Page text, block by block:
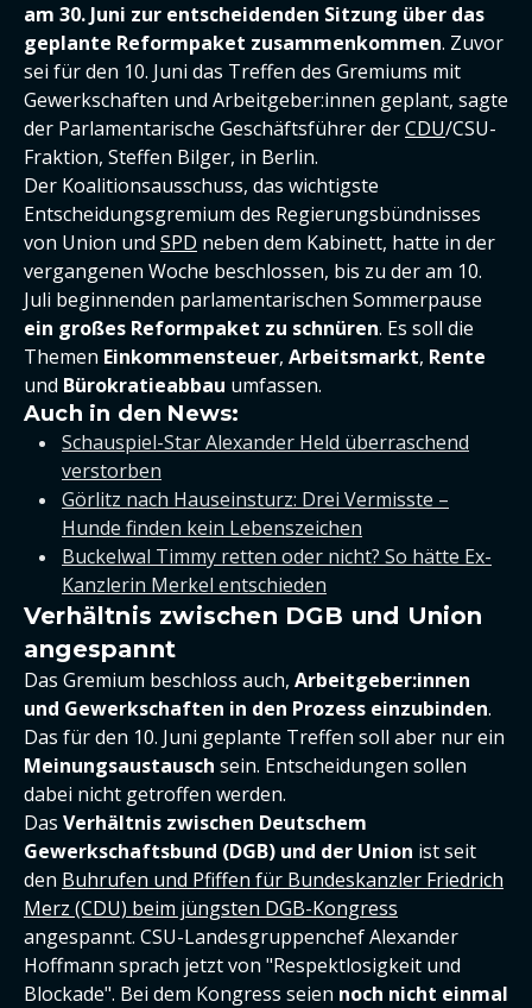
am 30. Juni zur entscheidenden Sitzung über das
geplante Reformpaket zusammenkommen. Zuvor
sei für den 10. Juni das Treffen des Gremiums mit
Gewerkschaften und Arbeitgeber:innen geplant, sagte
der Parlamentarische Geschäftsführer derCDU/CSU-
Fraktion, Steffen Bilger, in Berlin.
Der Koalitionsausschuss, das wichtigste
Entscheidungsgremium des Regierungsbündnisses
von Union und SPD neben dem Kabinett, hatte in der
vergangenen Woche beschlossen, bis zu der am 10.
Juli beginnenden parlamentarischen Sommerpause
ein großes Reformpaket zu schnüren. Es soll die
Themen Einkommensteuer, Arbeitsmarkt, Rente
und Bürokratieabbau umfassen.
Auch in den News:
Schauspiel-Star Alexander Held überraschend
verstorben
Görlitz nach Hauseinsturz: Drei Vermisste –
Hunde finden kein Lebenszeichen
Buckelwal Timmy retten oder nicht? So hätte Ex-
Kanzlerin Merkel entschieden
Verhältnis zwischen DGB und Union
angespannt
Das Gremium beschloss auch, Arbeitgeber:innen
und Gewerkschaften in den Prozess einzubinden.
Das für den 10. Juni geplante Treffen soll aber nur ein
Meinungsaustausch sein. Entscheidungen sollen
dabei nicht getroffen werden.
Das Verhältnis zwischen Deutschem
Gewerkschaftsbund (DGB) und der Union ist seit
den Buhrufen und Pfiffen für Bundeskanzler Friedrich
Merz (CDU) beim jüngsten DGB-Kongress
angespannt. CSU-Landesgruppenchef Alexander
Hoffmann sprach jetzt von "Respektlosigkeit und
Blockade". Bei dem Kongress seien noch nicht einmal